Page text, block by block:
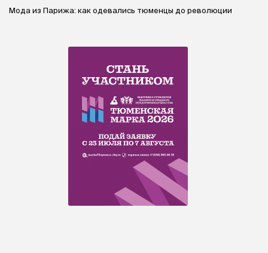
Мода из Парижа: как одевались тюменцы до революции